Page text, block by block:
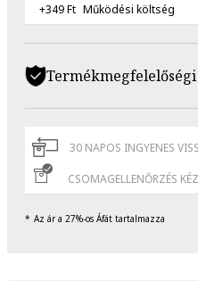
+349 Ft Működési költség
30 NAPOS INGYENES
CSOMAGELLENŐRZÉS
Az ár a 27%-os Áfát tartalmazza